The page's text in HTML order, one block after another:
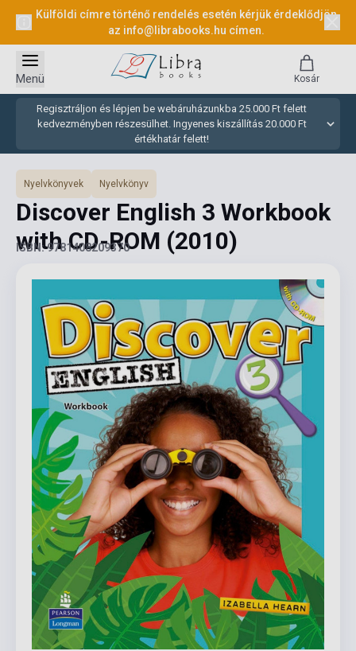
Külföldi címre történő rendelés esetén kérjük érdeklődjön
az info@librabooks.hu címen.
Regisztráljon és lépjen be webáruházunkba 25.000 Ft felett
kedvezményben részesülhet. Ingyenes kiszállítás 20.000 Ft
értékhatár felett!
Menü Kosár
Nyelvkönyvek Nyelvkönyv
Discover English 3 Workbook
with CD-ROM (2010)
ISBN: 9781408209370